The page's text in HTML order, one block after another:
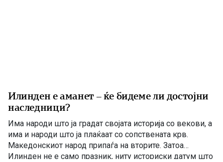
Илинден е аманет – ќе бидеме ли достојни
наследници?
Има народи што ја градат својата историја со векови, а
има и народи што ја плаќаат со сопствената крв.
Македонскиот народ припаѓа на вторите. Затоа
Илинден не е само празник, ниту историски датум што